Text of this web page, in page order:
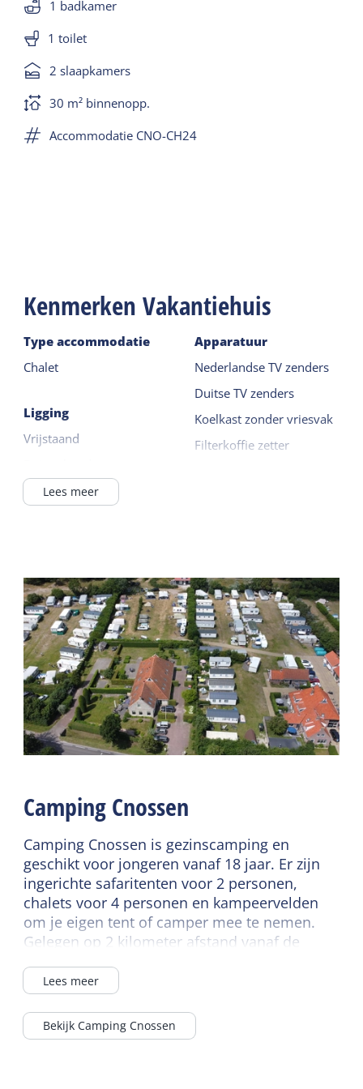
1 badkamer
1 toilet
2 slaapkamers
30 m² binnenopp.
Accommodatie CNO-CH24
Kenmerken Vakantiehuis
Type accommodatie
Chalet
Ligging
Vrijstaand
In / bij bos
Slaapkamer begane
grond
Gaskachel
Rookvrij
Dekbedden
Sanitair
Badkamer begane grond
Toilet in badkamer
camping
Apparatuur
Nederlandse TV zenders
Duitse TV zenders
Koelkast zonder vriesvak
Filterkoffie zetter
Gedeelde faciliteiten
Parkeerterrein
Fietsverhuur
Restaurant
Speelveld
Wasfaciliteiten
Lees meer
Camping Cnossen
Camping Cnossen is gezinscamping en
geschikt voor jongeren vanaf 18 jaar. Er zijn
ingerichte safaritenten voor 2 personen,
chalets voor 4 personen en kampeervelden
om je eigen tent of camper mee te nemen.
Gelegen op 2 kilometer afstand vanaf de
camping. De camping grenst aan het bos.
Lees meer
Bekijk Camping Cnossen